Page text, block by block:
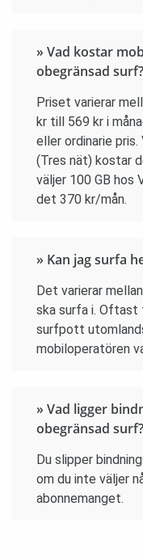
» Vad kostar
obegränsad surf?
Priset varierar
kr till 569 kr i
eller ordinarie pris.
(Tres nät) kostar
väljer 100 GB hos
det 370 kr/mån.
» Kan jag surfa
Det varierar
ska surfa i. Oftast
surfpott
mobiloperatören
» Vad ligger
obegränsad surf?
Du slipper
om du inte väljer
abonnemanget.